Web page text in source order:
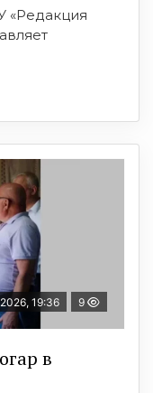
«Редакция
19:36 9
в